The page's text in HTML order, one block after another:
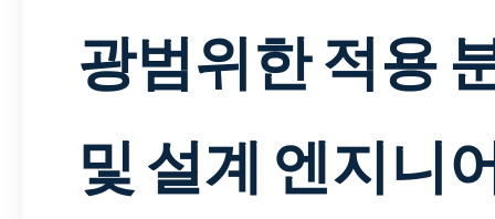
광범위한 적용
및 설계 엔지니